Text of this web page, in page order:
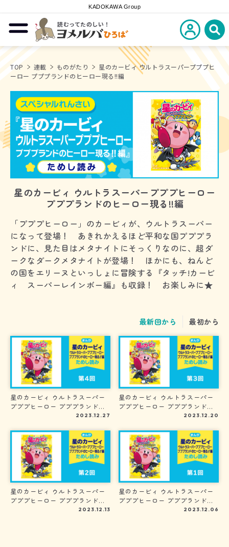
KADOKAWA Group
メニューを開閉する
読むってたのしい！
ヨメルバひろば
新規会員登
検
TOP 連載 ものがたり
星のカービィ ウルトラスーパープププヒ
ーロー プププランドのヒーロー現る!!編
星のカービィ ウルトラスーパープププヒーロー
プププランドのヒーロー現る!!編
「プププヒーロー」のカービィが、ウルトラスーパー
になって登場！ あきれかえるほど平和な国プププラ
ンドに、見た目はメタナイトにそっくりなのに、超ダ
ークなダークメタナイトが登場！ ほかにも、ねんど
の国をエリーヌといっしょに冒険する『タッチ!カービ
ィ スーパーレインボー編』も収録！ お楽しみに★
最新回から 最初から
星のカービィ ウルトラスーパー
プププヒーロー プププランドの
ヒーロー現る!!編 第４回2023.12.27
星のカービィ ウルトラスーパー
プププヒーロー プププランドの
ヒーロー現る!!編 第３回2023.12.20
星のカービィ ウルトラスーパー
プププヒーロー プププランドの
ヒーロー現る!!編 第２回2023.12.13
星のカービィ ウルトラスーパー
プププヒーロー プププランドの
ヒーロー現る!!編 第１回2023.12.06